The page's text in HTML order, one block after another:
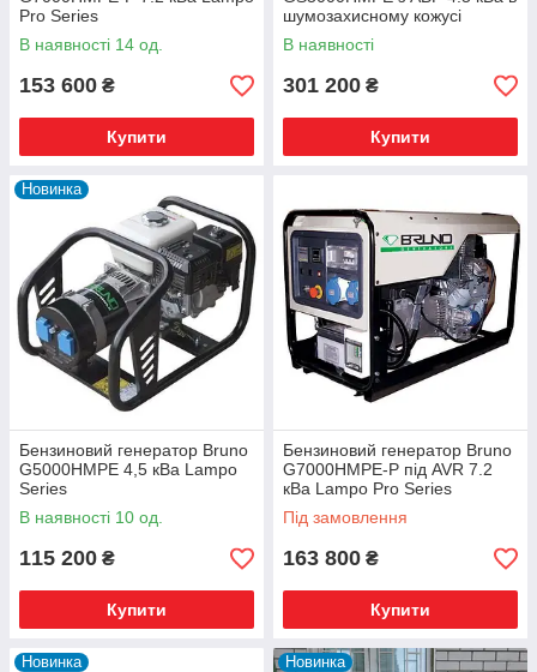
Pro Series
В наявності 14 од.
153 600 ₴
Купити
шумозахисному кожусі
Lampo Quiet Series
В наявності
301 200 ₴
Купити
Новинка
Бензиновий генератор Bruno
G5000HMPE 4,5 кВа Lampo
Series
В наявності 10 од.
115 200 ₴
Купити
Бензиновий генератор Bruno
G7000HMPE-P під AVR 7.2
кВа Lampo Pro Series
Під замовлення
163 800 ₴
Купити
Новинка Новинка